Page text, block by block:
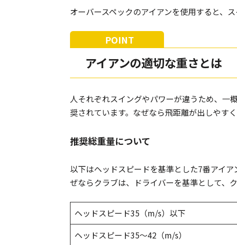
オーバースペックのアイアンを使用すると、
アイアンの適切な重さとは
人それぞれスイングやパワーが違うため、一
奨されています。なぜなら飛距離が出しやす
推奨総重量について
以下はヘッドスピードを基準とした7番アイ
ぜならクラブは、ドライバーを基準として、
ヘッドスピード35（m/s）以下
ヘッドスピード35〜42（m/s）